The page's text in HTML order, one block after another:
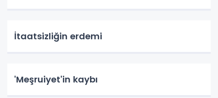
İtaatsizliğin erdemi
'Meşruiyet'in kaybı